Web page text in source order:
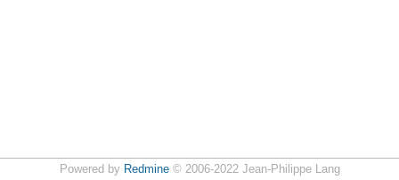
Powered by Redmine© 2006-2022 Jean-Philippe Lang